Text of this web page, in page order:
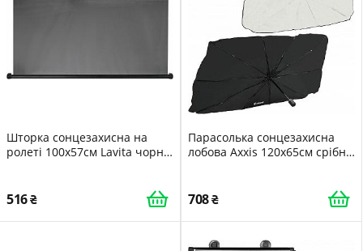
Шторка сонцезахисна на
ролеті 100х57см Lavita чорн
516
Парасолька сонцезахисна
лобова Axxis 120х65см срібн
708